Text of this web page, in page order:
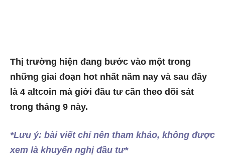
Thị trường hiện đang bước vào một trong
những giai đoạn hot nhất năm nay và sau đây
là 4 altcoin mà giới đầu tư cần theo dõi sát
trong tháng 9 này.
*Lưu ý: bài viết chỉ nên tham khảo, không được
xem là khuyến nghị đầu tư*